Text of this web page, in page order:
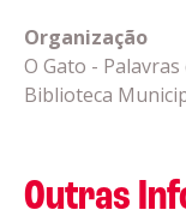
Organização
O Gato - Palavras
Biblioteca
Outras